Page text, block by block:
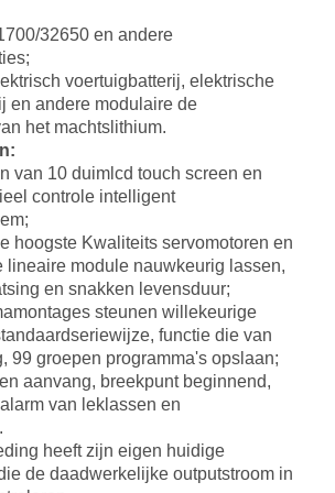
32650 en andere
voertuigbatterij, elektrische
en andere modulaire de
het machtslithium.
van 10 duimlcd touch screen en
controle intelligent
hoogste Kwaliteits servomotoren en
lineaire module nauwkeurig lassen,
en snakken levensduur;
steunen willekeurige
functie die van
99 groepen programma's opslaan;
aanvang, breekpunt beginnend,
van leklassen en
heeft zijn eigen huidige
de daadwerkelijke outputstroom in